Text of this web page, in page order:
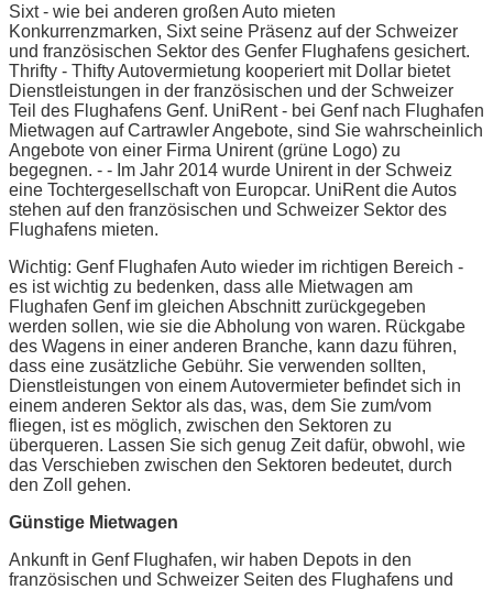
Sixt - wie bei anderen großen Auto mieten
Konkurrenzmarken, Sixt seine Präsenz auf der Schweizer
und französischen Sektor des Genfer Flughafens gesichert.
Thrifty - Thifty Autovermietung kooperiert mit Dollar bietet
Dienstleistungen in der französischen und der Schweizer
Teil des Flughafens Genf. UniRent - bei Genf nach Flughafen
Mietwagen auf Cartrawler Angebote, sind Sie wahrscheinlich
Angebote von einer Firma Unirent (grüne Logo) zu
begegnen. - - Im Jahr 2014 wurde Unirent in der Schweiz
eine Tochtergesellschaft von Europcar. UniRent die Autos
stehen auf den französischen und Schweizer Sektor des
Flughafens mieten.
Wichtig: Genf Flughafen Auto wieder im richtigen Bereich -
es ist wichtig zu bedenken, dass alle Mietwagen am
Flughafen Genf im gleichen Abschnitt zurückgegeben
werden sollen, wie sie die Abholung von waren. Rückgabe
des Wagens in einer anderen Branche, kann dazu führen,
dass eine zusätzliche Gebühr. Sie verwenden sollten,
Dienstleistungen von einem Autovermieter befindet sich in
einem anderen Sektor als das, was, dem Sie zum/vom
fliegen, ist es möglich, zwischen den Sektoren zu
überqueren. Lassen Sie sich genug Zeit dafür, obwohl, wie
das Verschieben zwischen den Sektoren bedeutet, durch
den Zoll gehen.
Günstige Mietwagen
Ankunft in Genf Flughafen, wir haben Depots in den
französischen und Schweizer Seiten des Flughafens und